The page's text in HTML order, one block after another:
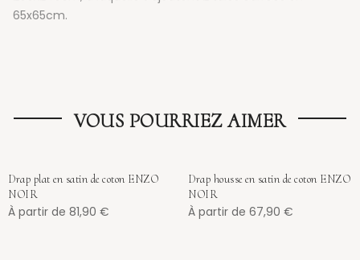
65x65cm.
VOUS POURRIEZ AIMER
Drap plat en satin de coton ENZO
NOIR
À partir de 81,90 €
Drap housse en satin de coton ENZO
NOIR
À partir de 67,90 €